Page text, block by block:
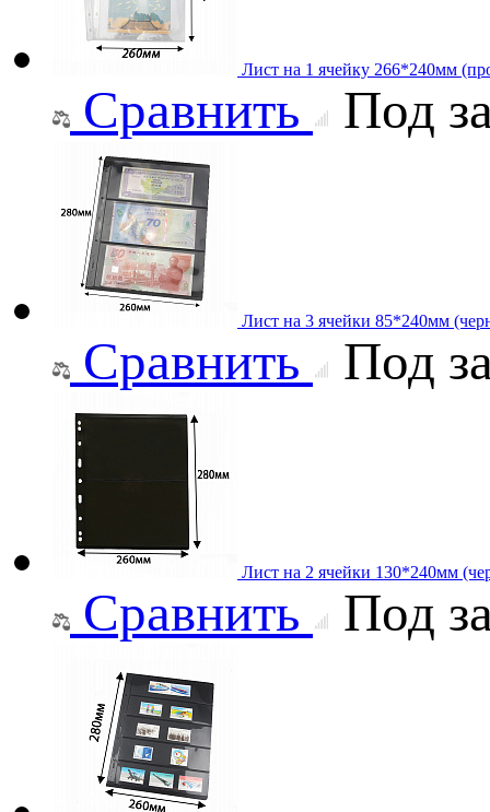
Лист на 1 ячейку 266*240мм
Сравнить Под
Лист на 3 ячейки 85*240мм
Сравнить Под
Лист на 2 ячейки 130*240мм
Сравнить Под